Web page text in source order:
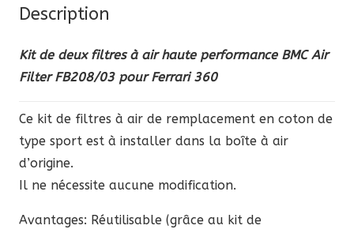
air
performance
BMC
Filter
FB208/03
pour
Ferrari
Description
Kit de deux filtres à air haute performance BMC Air
Filter FB208/03 pour Ferrari 360
Ce kit de filtres à air de remplacement en coton de
type sport est à installer dans la boîte à air
d’origine.
Il ne nécessite aucune modification.
Avantages: Réutilisable (grâce au kit de